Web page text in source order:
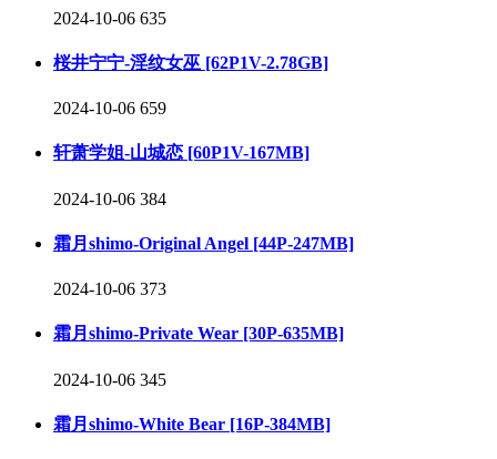
2024-10-06 635
桜井宁宁-淫纹女巫 [62P1V-2.78GB]
2024-10-06 659
轩萧学姐-山城恋 [60P1V-167MB]
2024-10-06 384
霜月shimo-Original Angel [44P-247MB]
2024-10-06 373
霜月shimo-Private Wear [30P-635MB]
2024-10-06 345
霜月shimo-White Bear [16P-384MB]